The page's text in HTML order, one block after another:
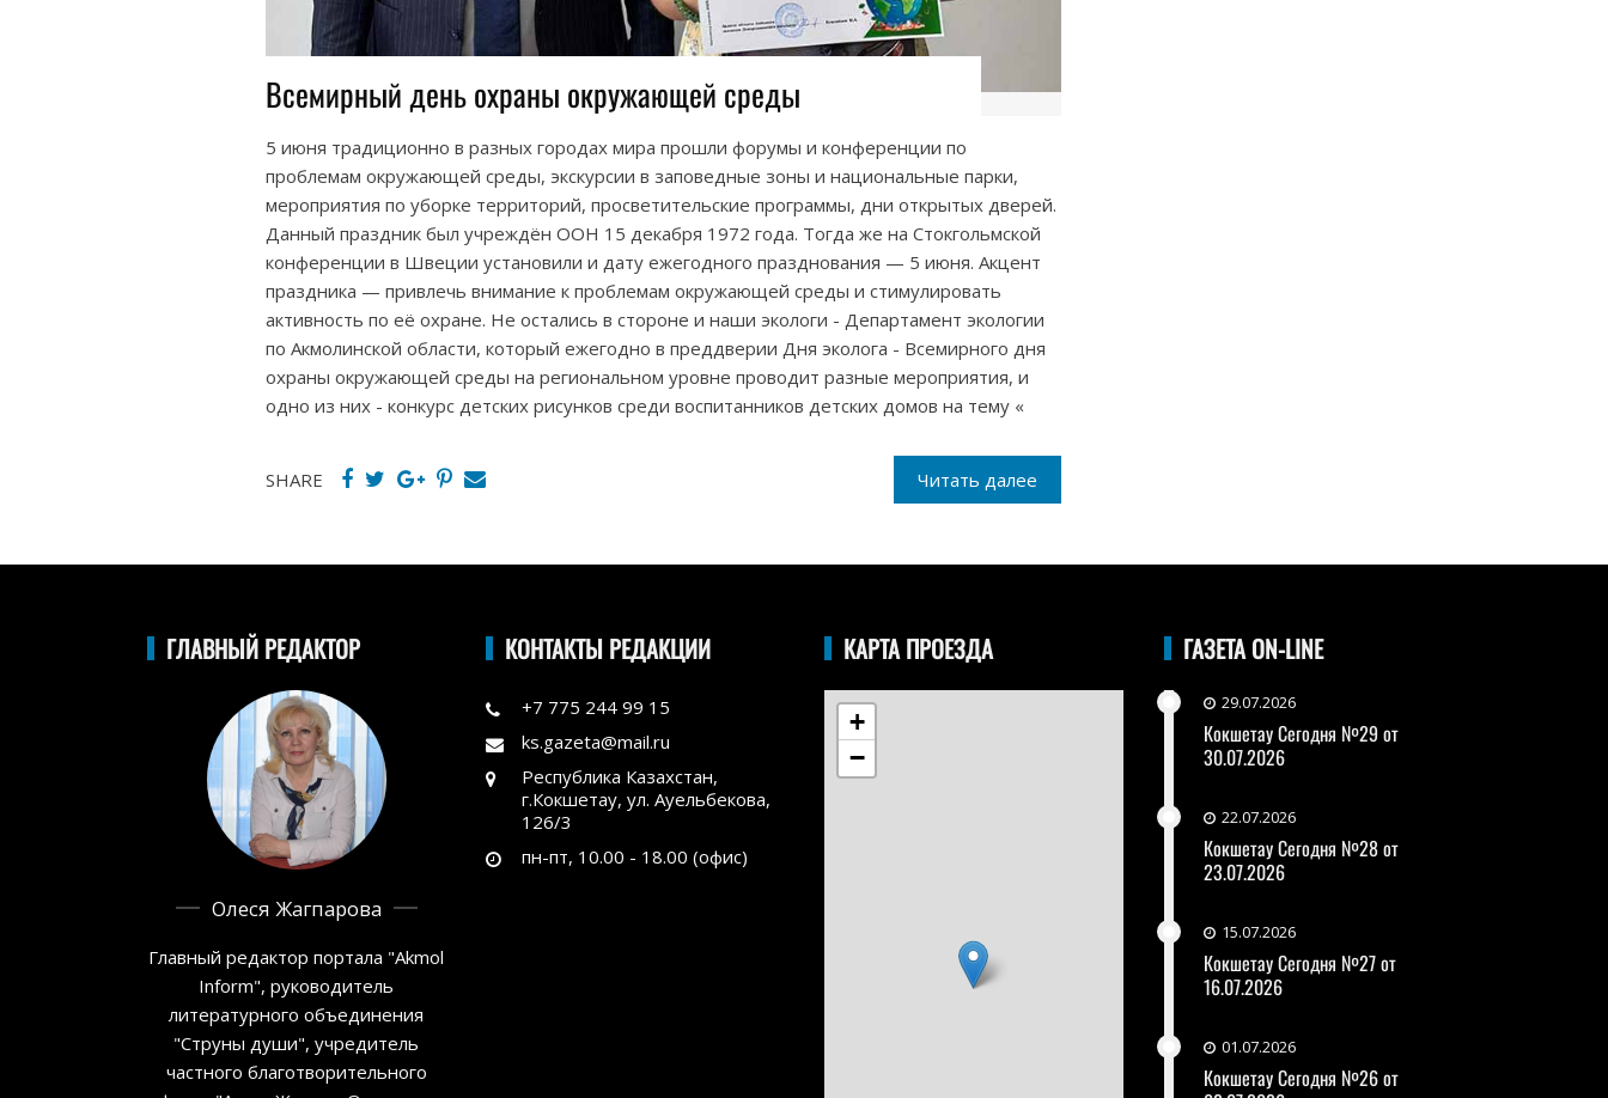
Всемирный день охраны окружающей среды
5 июня традиционно в разных городах мира прошли форумы и конференции по
проблемам окружающей среды, экскурсии в заповедные зоны и национальные парки,
мероприятия по уборке территорий, просветительские программы, дни открытых дверей.
Данный праздник был учреждён ООН 15 декабря 1972 года. Тогда же на Стокгольмской
конференции в Швеции установили и дату ежегодного празднования — 5 июня. Акцент
праздника — привлечь внимание к проблемам окружающей среды и стимулировать
активность по её охране. Не остались в стороне и наши экологи - Департамент экологии
по Акмолинской области, который ежегодно в преддверии Дня эколога - Всемирного дня
охраны окружающей среды на региональном уровне проводит разные мероприятия, и
одно из них - конкурс детских рисунков среди воспитанников детских домов на тему «
Читать далее
SHARE
ГЛАВНЫЙ РЕДАКТОР
Олеся Жагпарова
Главный редактор портала "Akmol
Inform", руководитель
литературного объединения
"Струны души", учредитель
частного благотворительного
КОНТАКТЫ РЕДАКЦИИ
+7 775 244 99 15
ks.gazeta@mail.ru
Республика Казахстан,
г.Кокшетау, ул. Ауельбекова,
126/3
пн-пт, 10.00 - 18.00 (офис)
КАРТА ПРОЕЗДА
+
−
ГАЗЕТА ON-LINE
29.07.2026
Кокшетау Сегодня №29 от
30.07.2026
22.07.2026
Кокшетау Сегодня №28 от
23.07.2026
15.07.2026
Кокшетау Сегодня №27 от
16.07.2026
01.07.2026
Кокшетау Сегодня №26 от